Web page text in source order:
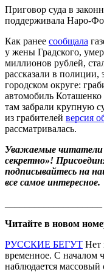
Приговор суда в
поддерживала Наро-
Как ранее сообщала
у жены Градского,
миллионов рублей,
рассказали в
городском округе:
автомобиль Коташенко
там забрали крупную
из грабителей версия
рассматривалась.
Уважаемые читатели
секретно»!
подписывайтесь на
все самое интересное.
Читайте в новом
РУССКИЕ БЕГУТ Нет
временное. С началом
наблюдается массовый